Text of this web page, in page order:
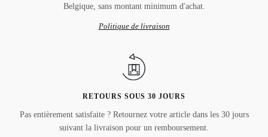
Belgique, sans montant minimum d'achat.
Politique de livraison
RETOURS SOUS 30 JOURS
Pas entièrement satisfaite ? Retournez votre article dans les 30 jours
suivant la livraison pour un remboursement.